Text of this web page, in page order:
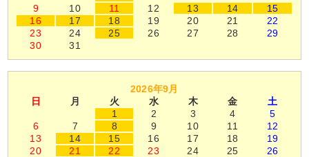
9
10 11 12 13 14
15
16
17 18 19 20 21
22
23
24 25 26 27 28
29
30
31
2026年9月
日
月 火 水 木 金
土
1
2 3 4
5
6
7 8 9 10 11
12
13
14 15 16 17 18
19
20
21 22 23 24 25
26